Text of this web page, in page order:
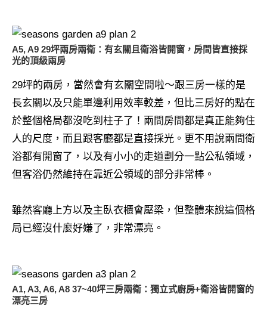
A5, A9 29坪兩房兩衛：有玄關且衛浴皆開窗，房間皆直接採
光的頂級兩房
29坪的兩房，當然會有玄關空間啦～跟三房一樣的是
長玄關以及只能單邊利用效率較差，但比三房好的點在
於整個格局都沒吃到柱子了！兩間房間都是真正能夠住
人的尺度，而且跟客廳都是直接採光。更不用說兩間衛
浴都有開窗了，以及有小小的走道劃分一點公私領域，
但客浴仍然維持在靠近公領域的部分非常棒。
雖然客廳上方以及主臥衣櫃會壓梁，但整體來說這個格
局已經沒什麼好嫌了，非常漂亮。
A1, A3, A6, A8 37~40坪三房兩衛：獨立式廚房+衛浴皆開窗的
漂亮三房